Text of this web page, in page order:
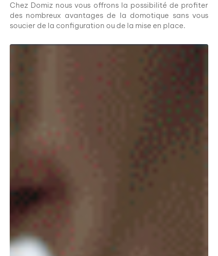
Chez Domiz nous vous offrons la possibilité de profiter
des nombreux avantages de la domotique sans vous
soucier de la configuration ou de la mise en place.